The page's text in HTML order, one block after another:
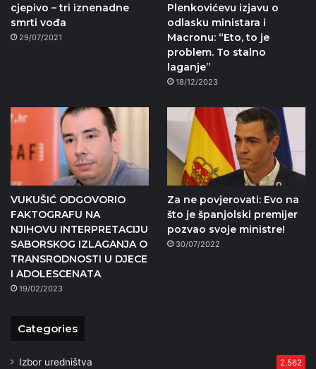
cjepivo – tri iznenadne
smrti vođa
29/07/2021
Plenkovićevu izjavu o
odlasku ministara i
Macronu: “Eto, to je
problem. To stalno
laganje”
18/12/2023
VUKUŠIĆ ODGOVORIO
FAKTOGRAFU NA
NJIHOVU INTERPRETACIJU
SABORSKOG IZLAGANJA O
TRANSRODNOSTI U DJECE
I ADOLESCENATA
19/02/2023
Za ne povjerovati: Evo na
što je španjolski premijer
pozvao svoje ministre!
30/07/2022
Categories
Izbor uredništva 2.562